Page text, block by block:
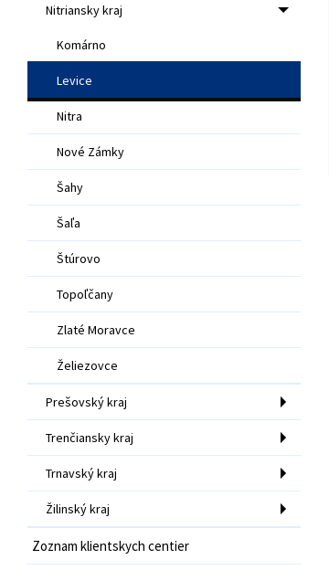
Nitriansky kraj
Komárno
Levice
Nitra
Nové Zámky
Šahy
Šaľa
Štúrovo
Topoľčany
Zlaté Moravce
Želiezovce
Prešovský kraj
Trenčiansky kraj
Trnavský kraj
Žilinský kraj
Zoznam klientskych centier